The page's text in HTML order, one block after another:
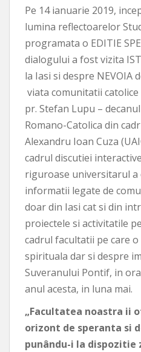
Pe 14 ianuarie 2019,
lumina reflectoarelor
programata o EDITIE
dialogului a fost vizita
la Iasi si despre NEVOIA
viata comunitatii
pr. Stefan Lupu –
Romano-Catolica din
Alexandru Ioan Cuza
cadrul discutiei
riguroase universitarul
informatii legate de
doar din Iasi cat si din
proiectele si activitatile
cadrul facultatii pe care
spirituala dar si despre
Suveranului Pontif, in
anul acesta, in luna mai.
„Facultatea noastra ii
orizont de speranta si
punându-i la dispozitie